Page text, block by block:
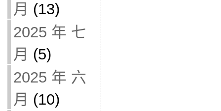
月 (13)
2025 年 七
月 (5)
2025 年 六
月 (10)